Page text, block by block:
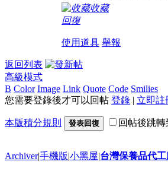
收藏
回復
使用道具 舉報
返回列表
高級模式
B Color Image Link Quote Code Smilies
您需要登錄後才可以回帖 登錄 | 立即註
本版積分規則 發表回復 回帖後跳
Archiver|手機版|小黑屋|台灣保養品代